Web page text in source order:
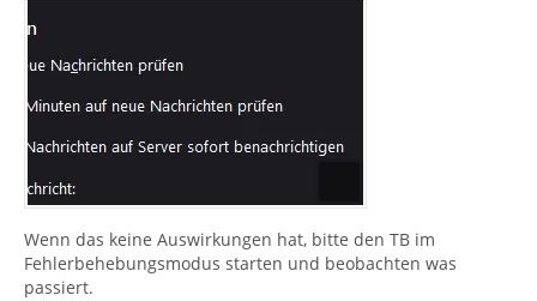
Wenn das keine Auswirkungen hat, bitte den TB im
Fehlerbehebungsmodus starten und beobachten was
passiert.